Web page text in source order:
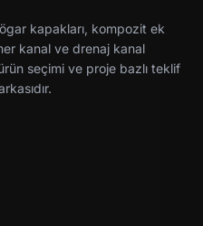
kapakları, kompozit ek
kanal ve drenaj kanal
seçimi ve proje bazlı teklif